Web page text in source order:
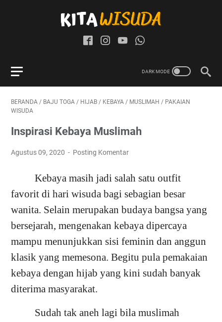
BERANDA / BAJU TOGA / HIJAB / KEBAYA / MUSLIMAH / PAKAIAN
WISUDA
Inspirasi Kebaya Muslimah
Agustus 09, 2020 Posting Komentar
Kebaya masih jadi salah satu outfit
favorit di hari wisuda bagi sebagian besar
wanita. Selain merupakan budaya bangsa yang
bersejarah, mengenakan kebaya dipercaya
mampu menunjukkan sisi feminin dan anggun
klasik yang memesona. Begitu pula pemakaian
kebaya dengan hijab yang kini sudah banyak
diterima masyarakat.
Sudah tak aneh lagi bila muslimah